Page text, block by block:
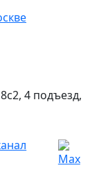
4 подъезд,